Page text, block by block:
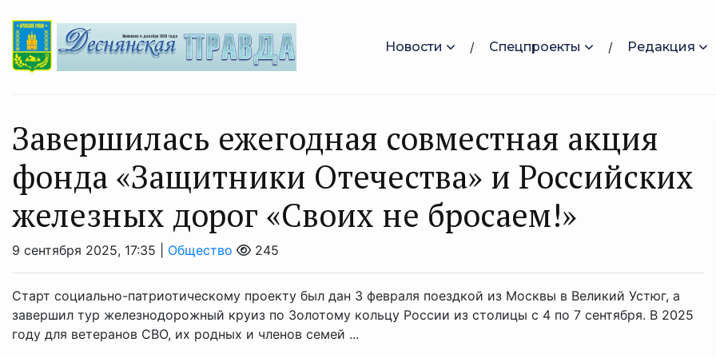
Новости Спецпроекты Редакция
Завершилась ежегодная совместная акция
фонда «Защитники Отечества» и Российских
железных дорог «Своих не бросаем!»
9 сентября 2025, 17:35 | Общество 245
Старт социально-патриотическому проекту был дан 3 февраля поездкой из Москвы в Великий Устюг, а
завершил тур железнодорожный круиз по Золотому кольцу России из столицы с 4 по 7 сентября. В 2025
году для ветеранов СВО, их родных и членов семей ...